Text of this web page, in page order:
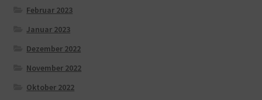
Februar 2023
Januar 2023
Dezember 2022
November 2022
Oktober 2022